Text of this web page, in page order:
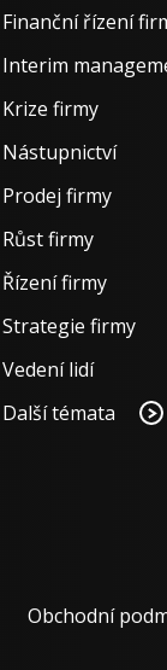
Finanční řízení
Interim
Krize firmy
Nástupnictví
Prodej firmy
Růst firmy
Řízení firmy
Strategie firmy
Vedení lidí
Další témata
Obchodní